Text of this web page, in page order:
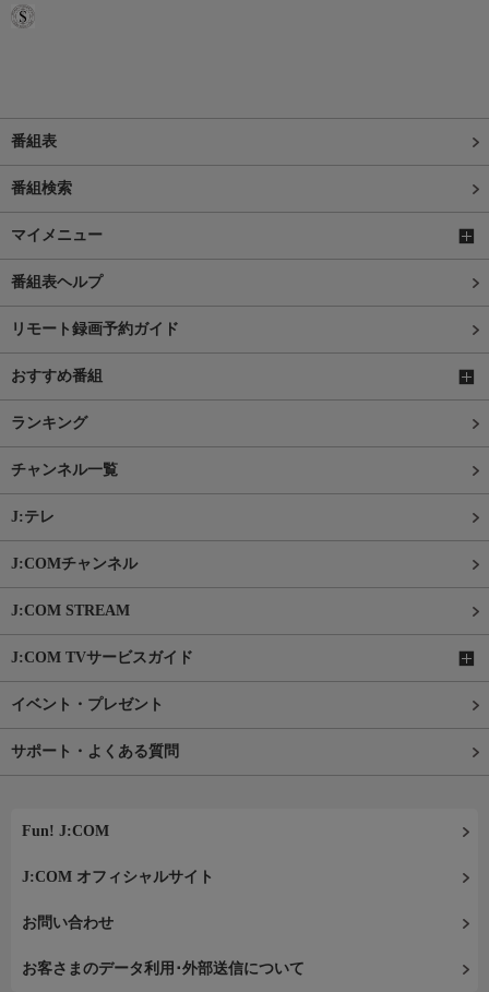
番組表
番組検索
マイメニュー
番組表ヘルプ
リモート録画予約ガイド
おすすめ番組
ランキング
チャンネル一覧
J:テレ
J:COMチャンネル
J:COM STREAM
J:COM TVサービスガイド
イベント・プレゼント
サポート・よくある質問
Fun! J:COM
J:COM オフィシャルサイト
お問い合わせ
お客さまのデータ利用･外部送信について